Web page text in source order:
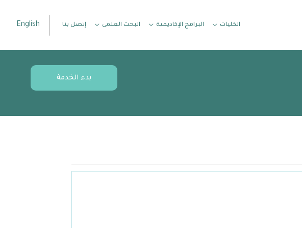
الكليات البرامج الإكاديمية البحث العلمى إتصل بنا English
بدء الخدمة